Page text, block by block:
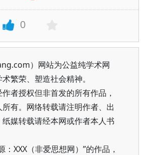
0
）网站为公益纯学术网
繁荣、塑造社会精神。
者授权但非首发的所有作品，
有。网络转载请注明作者、出
媒转载请经本网或作者本人书
：XXX（非爱思想网）”的作品，